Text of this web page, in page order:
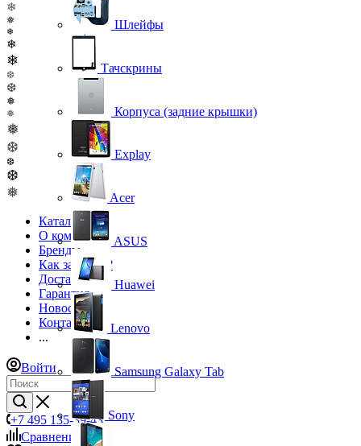
❄
❅
❄
❄
❄
❆
❆
❅
❅
❅
❆
❆
❆
❅
Каталог
О компании
Бренды
Как заказать?
Доставка
Гарантия
Новости
Контакты
...
Войти
+7 495 135-39-43
Сравнение
0
Шлейфы
Тачскрины
Корпуса (задние крышки)
Explay
Acer
ASUS
Huawei
Lenovo
Samsung Galaxy Tab
Sony